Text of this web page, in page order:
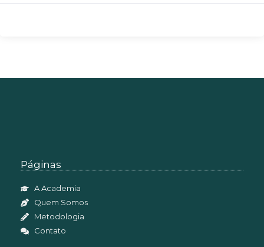
Páginas
A Academia
Quem Somos
Metodologia
Contato